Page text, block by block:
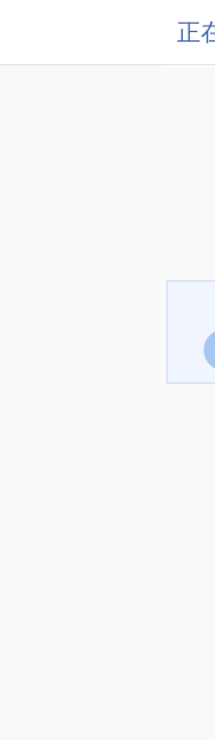
正